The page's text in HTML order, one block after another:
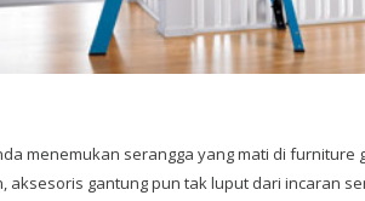
menemukan serangga yang mati di furniture
aksesoris gantung pun tak luput dari incaran